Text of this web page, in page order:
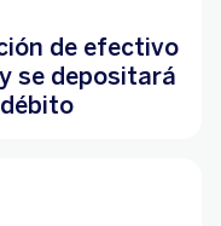
de efectivo
se depositará